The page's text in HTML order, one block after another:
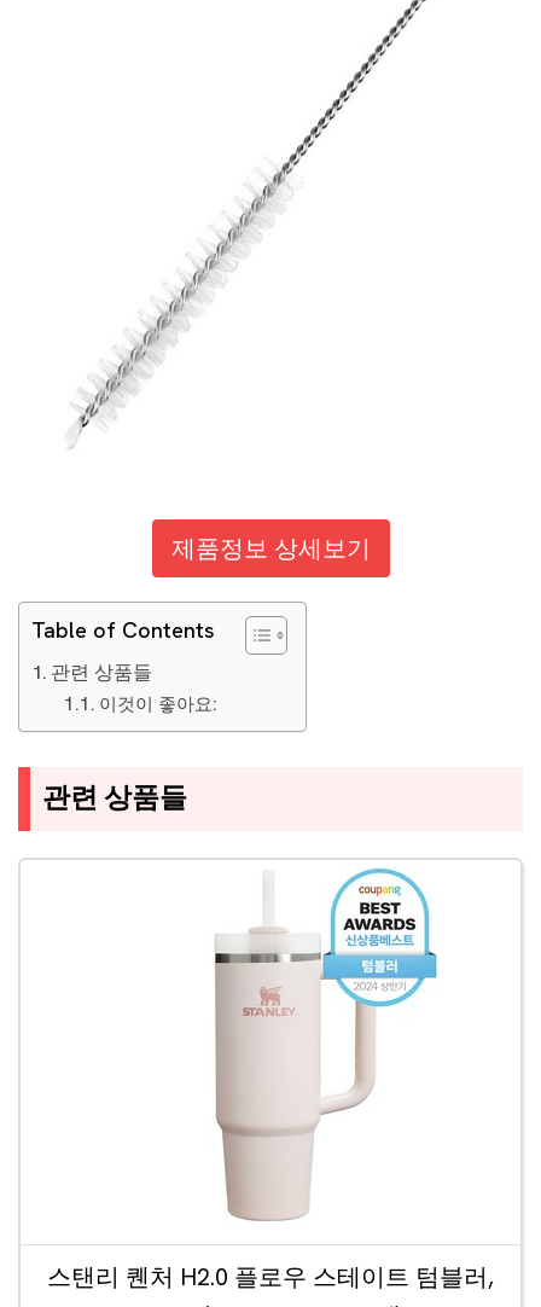
제품정보 상세보기
Table of Contents
관련 상품들
이것이 좋아요:
관련 상품들
스탠리 퀜처 H2.0 플로우 스테이트 텀블러,